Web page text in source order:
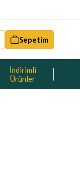
Sepetim
İndirimli
Ürünler